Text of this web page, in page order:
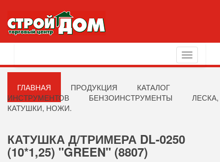
Toggle
navigation
ГЛАВНАЯ ПРОДУКЦИЯ
КАТАЛОГ
ИНСТРУМЕНТОВ
БЕНЗОИНСТРУМЕНТЫ
ЛЕСКА,
КАТУШКИ, НОЖИ.
КАТУШКА Д/ТРИМЕРА DL-0250
(10*1,25) "GREEN" (8807)